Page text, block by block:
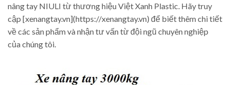
nâng tay NIULI từ thương hiệu Việt Xanh Plastic. Hãy truy
cập [xenangtay.vn](https://xenangtay.vn) để biết thêm chi tiết
về các sản phẩm và nhận tư vấn từ đội ngũ chuyên nghiệp
của chúng tôi.